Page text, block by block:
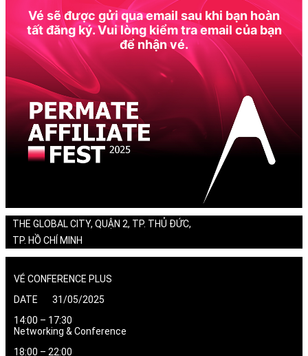
Vé sẽ được gửi qua email sau khi bạn hoàn
tất đăng ký. Vui lòng kiểm tra email của bạn
để nhận vé.
THE GLOBAL CITY, QUẬN 2, TP. THỦ ĐỨC,
TP. HỒ CHÍ MINH
VÉ CONFERENCE PLUS
DATE 31/05/2025
14:00 – 17:30
Networking & Conference
18:00 – 22:00